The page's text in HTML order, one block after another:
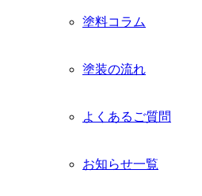
塗料コラム
塗装の流れ
よくあるご質問
お知らせ一覧